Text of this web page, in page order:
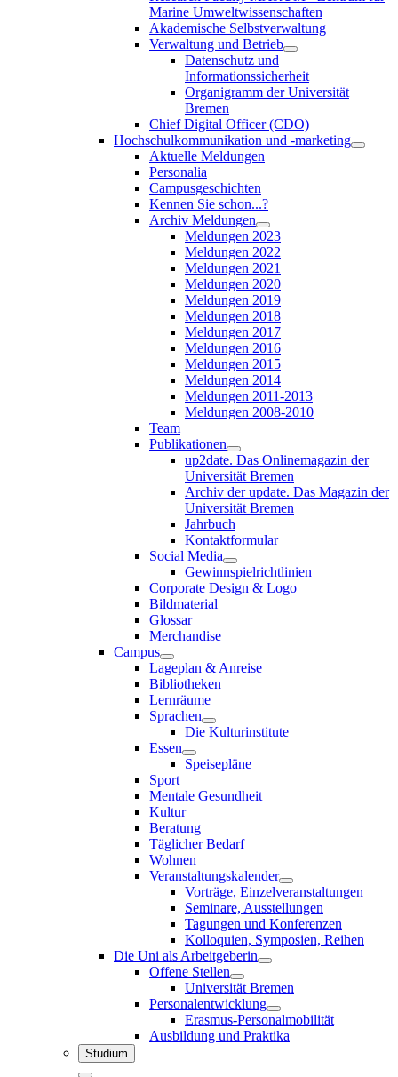
Marine Umweltwissenschaften
Akademische Selbstverwaltung
Verwaltung und Betrieb
Datenschutz und
Informationssicherheit
Organigramm der Universität
Bremen
Chief Digital Officer (CDO)
Hochschulkommunikation und -marketing
Aktuelle Meldungen
Personalia
Campusgeschichten
Kennen Sie schon...?
Archiv Meldungen
Meldungen 2023
Meldungen 2022
Meldungen 2021
Meldungen 2020
Meldungen 2019
Meldungen 2018
Meldungen 2017
Meldungen 2016
Meldungen 2015
Meldungen 2014
Meldungen 2011-2013
Meldungen 2008-2010
Team
Publikationen
up2date. Das Onlinemagazin der
Universität Bremen
Archiv der update. Das Magazin der
Universität Bremen
Jahrbuch
Kontaktformular
Social Media
Gewinnspielrichtlinien
Corporate Design & Logo
Bildmaterial
Glossar
Merchandise
Campus
Lageplan & Anreise
Bibliotheken
Lernräume
Sprachen
Die Kulturinstitute
Essen
Speisepläne
Sport
Mentale Gesundheit
Kultur
Beratung
Täglicher Bedarf
Wohnen
Veranstaltungskalender
Vorträge, Einzelveranstaltungen
Seminare, Ausstellungen
Tagungen und Konferenzen
Kolloquien, Symposien, Reihen
Die Uni als Arbeitgeberin
Offene Stellen
Universität Bremen
Personalentwicklung
Erasmus-Personalmobilität
Ausbildung und Praktika
Studium